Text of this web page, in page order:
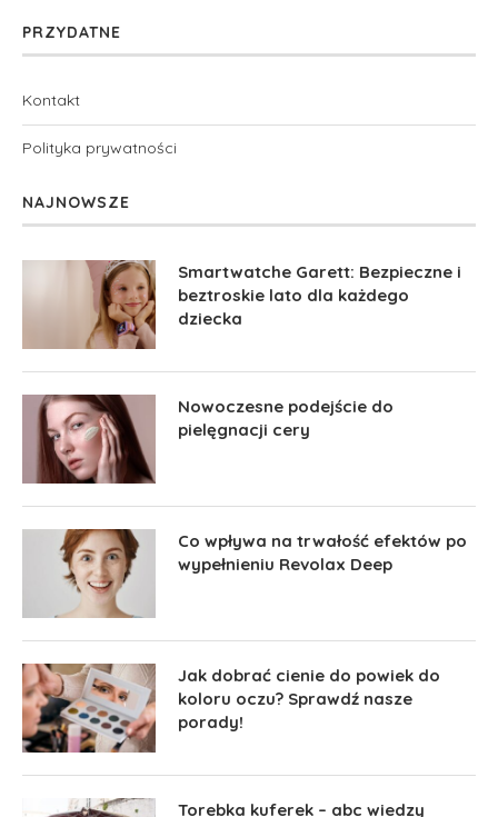
PRZYDATNE
Kontakt
Polityka prywatności
NAJNOWSZE
Smartwatche Garett: Bezpieczne i
beztroskie lato dla każdego
dziecka
Nowoczesne podejście do
pielęgnacji cery
Co wpływa na trwałość efektów po
wypełnieniu Revolax Deep
Jak dobrać cienie do powiek do
koloru oczu? Sprawdź nasze
porady!
Torebka kuferek – abc wiedzy